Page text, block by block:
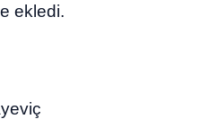
ekledi.